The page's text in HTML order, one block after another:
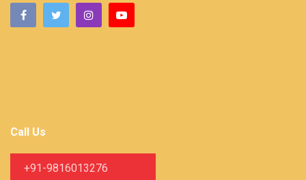
Call Us
+91-9816013276